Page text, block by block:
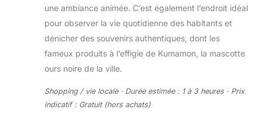
une ambiance animée. C’est également l’endroit idéal
pour observer la vie quotidienne des habitants et
dénicher des souvenirs authentiques, dont les
fameux produits à l’effigie de Kumamon, la mascotte
ours noire de la ville.
Shopping / vie locale · Durée estimée : 1 à 3 heures · Prix
indicatif : Gratuit (hors achats)